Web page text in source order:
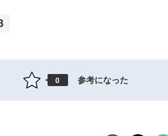
0 参考になった